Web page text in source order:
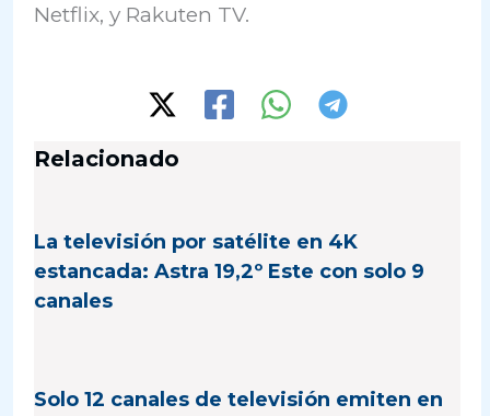
Netflix, y Rakuten TV.
Relacionado
La televisión por satélite en 4K
estancada: Astra 19,2º Este con solo 9
canales
Solo 12 canales de televisión emiten en